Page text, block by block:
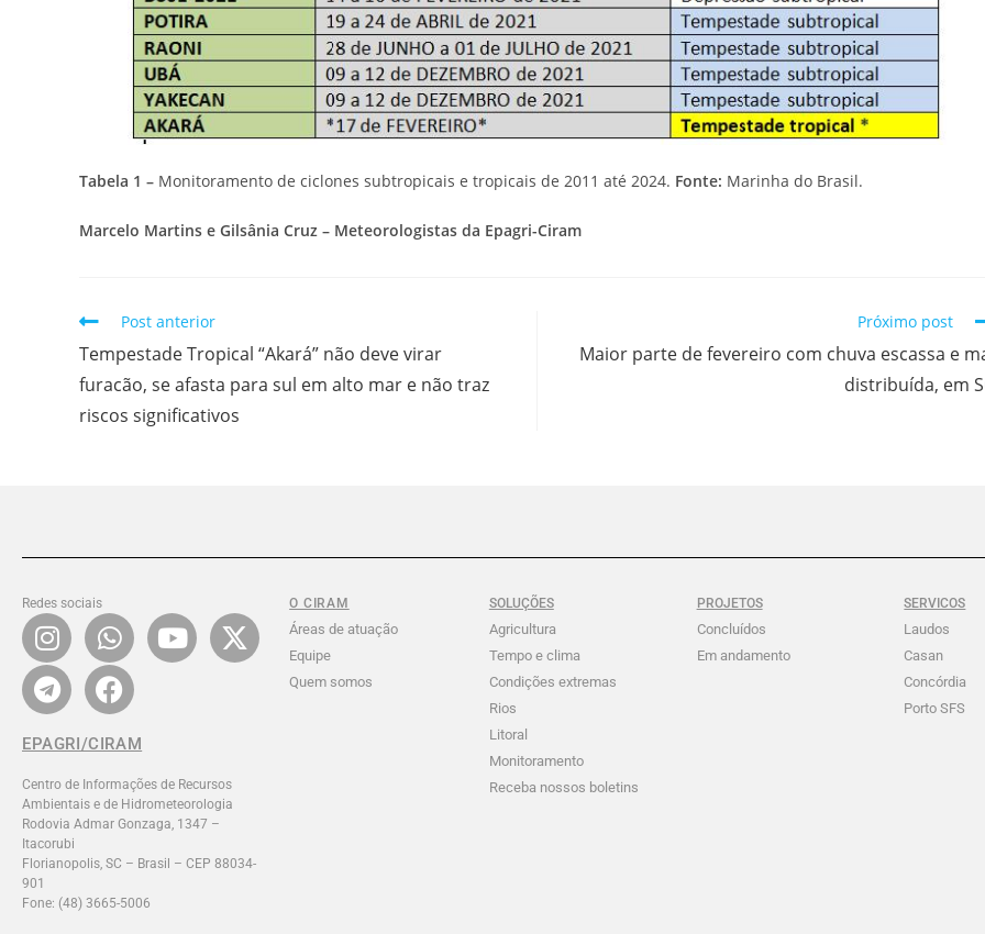
Tabela 1 – Monitoramento de ciclones subtropicais e tropicais de 2011 até 2024. Fonte: Marinha do Brasil.
Marcelo Martins e Gilsânia Cruz – Meteorologistas da Epagri-Ciram
Post anterior
Tempestade Tropical “Akará” não deve virar
furacão, se afasta para sul em alto mar e não traz
riscos significativos
Próximo post
Maior parte de fevereiro com chuva escassa e
distribuída, em
Redes sociais
EPAGRI/CIRAM
Centro de Informações de Recursos
Ambientais e de Hidrometeorologia
Rodovia Admar Gonzaga, 1347 –
Itacorubi
Florianopolis, SC – Brasil – CEP 88034-
901
Fone: (48) 3665-5006
O CIRAM
Áreas de atuação
Equipe
Quem somos
SOLUÇÕES
Agricultura
Tempo e clima
Condições extremas
Rios
Litoral
Monitoramento
Receba nossos boletins
PROJETOS
Concluídos
Em andamento
SERVICOS
Laudos
Casan
Concórdia
Porto SFS